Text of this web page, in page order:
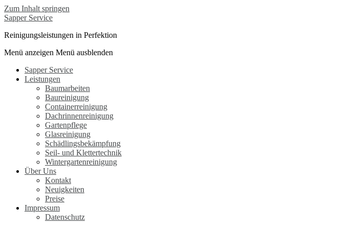
Zum Inhalt springen
Sapper Service
Reinigungsleistungen in Perfektion
Menü anzeigen Menü ausblenden
Sapper Service
Leistungen
Baumarbeiten
Baureinigung
Containerreinigung
Dachrinnenreinigung
Gartenpflege
Glasreinigung
Schädlingsbekämpfung
Seil- und Klettertechnik
Wintergartenreinigung
Über Uns
Kontakt
Neuigkeiten
Preise
Impressum
Datenschutz